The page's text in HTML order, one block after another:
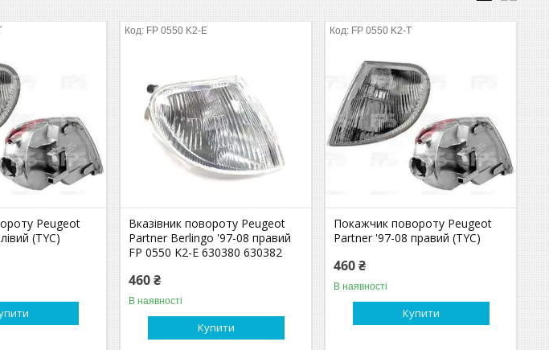
Peugeot
(TYC)
FP 0550 K2-E
Вказівник повороту Peugeot
Partner Berlingo '97-08 правий
FP 0550 K2-E 630380 630382
460 ₴
В наявності
Купити
FP 0550 K2-T
Покажчик повороту Peugeot
Partner '97-08 правий (TYC)
460 ₴
В наявності
Купити